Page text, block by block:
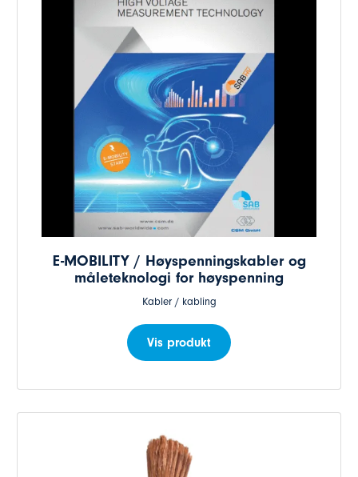
E-MOBILITY / Høyspenningskabler og
måleteknologi for høyspenning
Kabler / kabling
Vis produkt